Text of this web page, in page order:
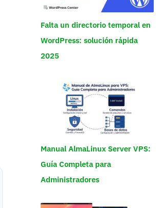
Falta un directorio temporal en
WordPress: solución rápida
2025
Manual AlmaLinux Server VPS:
Guía Completa para
Administradores